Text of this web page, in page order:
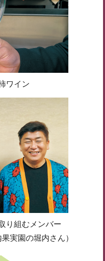
ワイン
り組むメンバー
実園の堀内さん）